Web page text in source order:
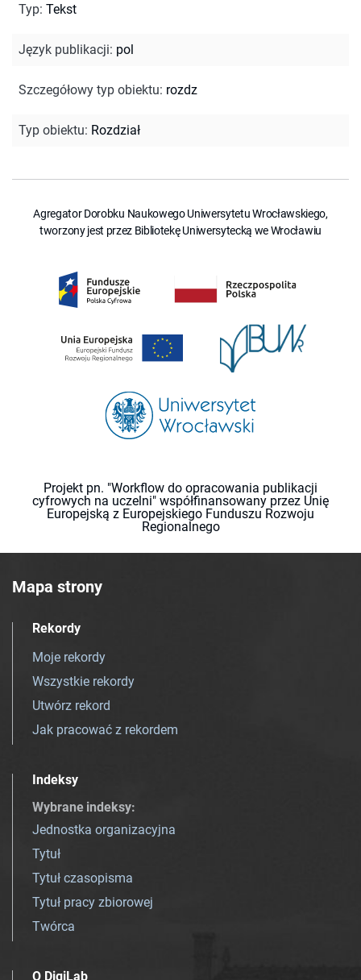
Typ: Tekst
Język publikacji: pol
Szczegółowy typ obiektu: rozdz
Typ obiektu: Rozdział
Agregator Dorobku Naukowego Uniwersytetu Wrocławskiego,
tworzony jest przez Bibliotekę Uniwersytecką we Wrocławiu
Projekt pn. "Workflow do opracowania publikacji
cyfrowych na uczelni" współfinansowany przez Unię
Europejską z Europejskiego Funduszu Rozwoju
Regionalnego
Mapa strony
Rekordy
Moje rekordy
Wszystkie rekordy
Utwórz rekord
Jak pracować z rekordem
Indeksy
Wybrane indeksy:
Jednostka organizacyjna
Tytuł
Tytuł czasopisma
Tytuł pracy zbiorowej
Twórca
O DigiLab